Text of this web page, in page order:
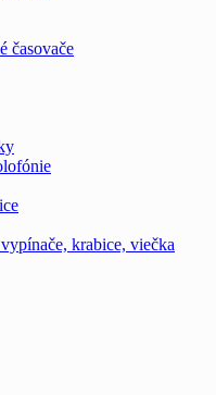
časovače
krabice, viečka